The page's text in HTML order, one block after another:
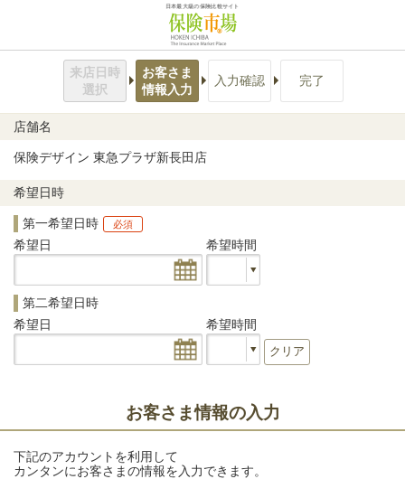
日本最大級の保険比較サイト
来店日時
選択
お客さま
情報入力
入力確認 完了
店舗名
保険デザイン 東急プラザ新長田店
希望日時
第一希望日時 必須
希望日 希望時間
第二希望日時
希望日
希望時間
クリア
お客さま情報の入力
下記のアカウントを利用して
カンタンにお客さまの情報を入力できます。